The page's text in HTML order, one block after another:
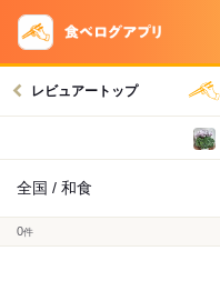
レビュアートップ
全国 / 和食
0件